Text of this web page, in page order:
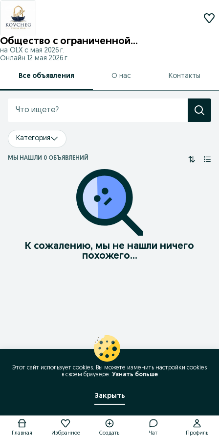
Общество с ограниченной
ответственностью KOVCHEG PREMIUM
на OLX с мая 2026 г.
Онлайн 12 мая 2026 г.
Все объявления О нас Контакты
Категория
МЫ НАШЛИ 0 ОБЪЯВЛЕНИЙ
К сожалению, мы не нашли ничего
похожего...
Позвонить / SMS
Главная Избранное Создать Чат Профиль
Этот сайт использует cookies. Вы можете изменить настройки cookies
в своeм браузере. Узнать больше
Закрыть